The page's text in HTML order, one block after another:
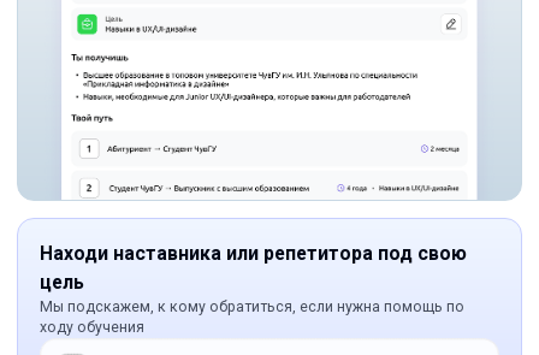
Находи наставника или репетитора под свою
цель
Мы подскажем, к кому обратиться, если нужна помощь по
ходу обучения